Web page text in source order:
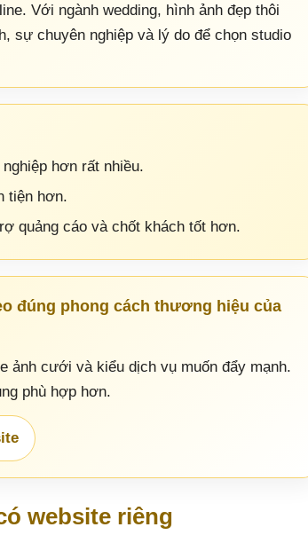
Với ngành wedding, hình ảnh đẹp thôi
sự chuyên nghiệp và lý do để chọn studio
hơn rất nhiều.
tiện hơn.
quảng cáo và chốt khách tốt hơn.
đúng phong cách thương hiệu của
ảnh cưới và kiểu dịch vụ muốn đẩy mạnh.
phù hợp hơn.
website riêng